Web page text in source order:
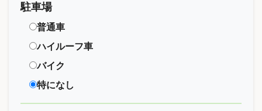
駐車場
普通車
ハイルーフ車
バイク
特になし